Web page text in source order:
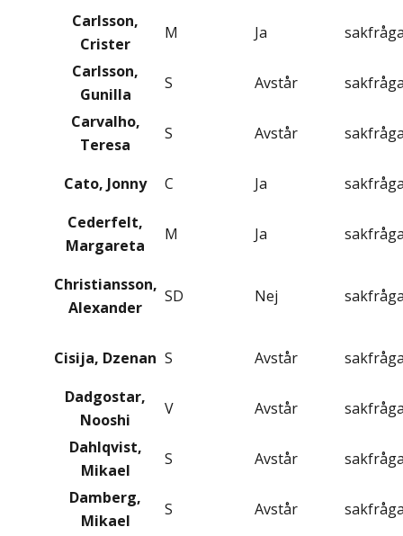
Carlsson,
Crister
M Ja
Carlsson,
Gunilla
S Avstår
Carvalho,
Teresa
S Avstår
Cato, Jonny C Ja
Cederfelt,
Margareta
M Ja
Christiansson,
Alexander
SD Nej
Cisija, Dzenan S Avstår
Dadgostar,
Nooshi
V Avstår
Dahlqvist,
Mikael
S Avstår
Damberg,
Mikael
S Avstår